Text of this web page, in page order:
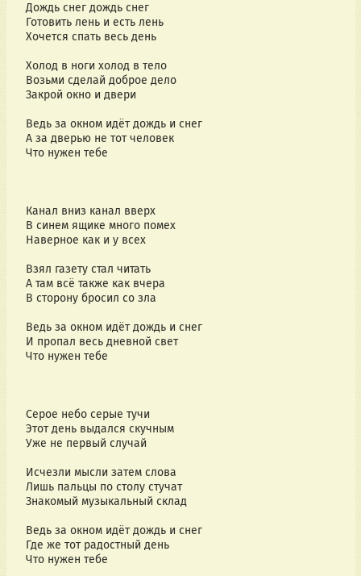
Дождь снег дождь снег
Готовить лень и есть лень
Хочется спать весь день
Холод в ноги холод в тело
Возьми сделай доброе дело
Закрой окно и двери
Ведь за окном идёт дождь и снег
А за дверью не тот человек
Что нужен тебе
Канал вниз канал вверх
В синем ящике много помех
Наверное как и у всех
Взял газету стал читать
А там всё также как вчера
В сторону бросил со зла
Ведь за окном идёт дождь и снег
И пропал весь дневной свет
Что нужен тебе
Серое небо серые тучи
Этот день выдался скучным
Уже не первый случай
Исчезли мысли затем слова
Лишь пальцы по столу стучат
Знакомый музыкальный склад
Ведь за окном идёт дождь и снег
Где же тот радостный день
Что нужен тебе